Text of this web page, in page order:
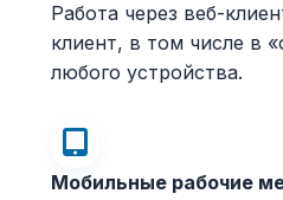
Работа через веб-
клиент, в том числе в
любого устройства.
Мобильные рабочие